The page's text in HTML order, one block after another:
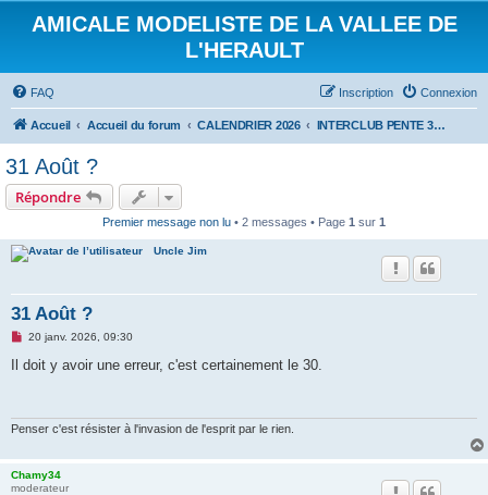
AMICALE MODELISTE DE LA VALLEE DE
L'HERAULT
FAQ Connexion
Inscription
Accueil Accueil du forum CALENDRIER 2026 INTERCLUB PENTE 30 AOUT 2026
31 Août ?
Répondre
Premier message non lu • 2 messages • Page 1 sur 1
Uncle Jim
31 Août ?
M
s
n
u
20 janv. 2026, 09:30
Il doit y avoir une erreur, c'est certainement le 30.
Penser c'est résister à l'invasion de l'esprit par le rien.
Chamy34
moderateur